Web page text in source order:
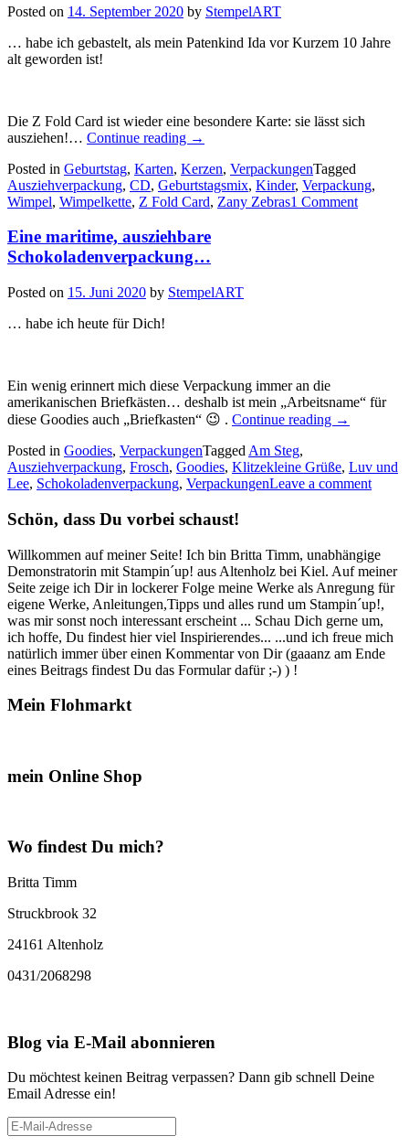
Posted on 14. September 2020 by StempelART
… habe ich gebastelt, als mein Patenkind Ida vor Kurzem 10 Jahre
alt geworden ist!
Die Z Fold Card ist wieder eine besondere Karte: sie lässt sich
ausziehen!… Continue reading „Alle
zum
10.
Geburtstag!
Eine
Z
Fold
Card
und
→
Posted in Geburtstag, Karten, Kerzen, VerpackungenTagged
Ausziehverpackung, CD, Geburtstagsmix, Kinder, Verpackung,
Wimpel, Wimpelkette, Z Fold Card, Zany Zebras1 Comment
Eine maritime, ausziehbare
Schokoladenverpackung…
Posted on 15. Juni 2020 by StempelART
… habe ich heute für Dich!
Ein wenig erinnert mich diese Verpackung immer an die
amerikanischen Briefkästen… deshalb ist mein „Arbeitsname“ für
diese Goodies auch „Briefkasten“ 😉 . Continue reading
„Eine
→
Posted in Goodies, VerpackungenTagged Am Steg,
Ausziehverpackung, Frosch, Goodies, Klitzekleine Grüße, Luv und
Lee, Schokoladenverpackung, VerpackungenLeave a comment
Schön, dass Du vorbei schaust!
Willkommen auf meiner Seite! Ich bin Britta Timm, unabhängige
Demonstratorin mit Stampin´up! aus Altenholz bei Kiel. Auf meiner
Seite zeige ich Dir in lockerer Folge meine Werke als Anregung für
eigene Werke, Anleitungen,Tipps und alles rund um Stampin´up!,
was mir sonst noch interessant erscheint ... Schau Dich gerne um,
ich hoffe, Du findest hier viel Inspirierendes... ...und ich freue mich
natürlich immer über einen Kommentar von Dir (gaaanz am Ende
eines Beitrags findest Du das Formular dafür ;-) ) !
Mein Flohmarkt
mein Online Shop
Wo findest Du mich?
Britta Timm
Struckbrook 32
24161 Altenholz
0431/2068298
Blog via E-Mail abonnieren
Du möchtest keinen Beitrag verpassen? Dann gib schnell Deine
Email Adresse ein!
E-
Mail-